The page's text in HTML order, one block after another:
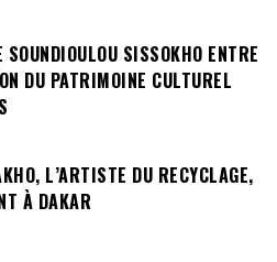
SOUNDIOULOU SISSOKHO ENTRE
DU PATRIMOINE CULTUREL
L’ARTISTE DU RECYCLAGE,
À DAKAR